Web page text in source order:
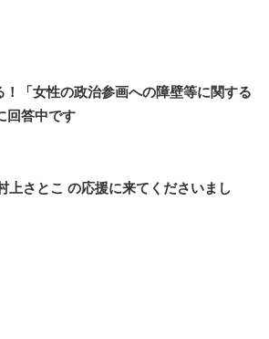
！「女性の政治参画への障壁等に関する
回答中です
上さとこ の応援に来てくださいまし